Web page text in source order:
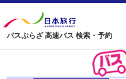
バスぷらざ 高速バス 検索・予約